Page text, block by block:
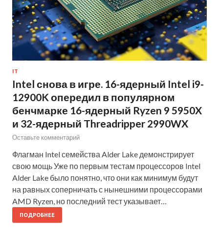
IT
Intel снова в игре. 16-ядерный Intel i9-
12900K опередил в популярном
бенчмарке 16-ядерный Ryzen 9 5950X
и 32-ядерный Threadripper 2990WX
Оставьте комментарий
Флагман Intel семейства Alder Lake демонстрирует
свою мощь Уже по первым тестам процессоров Intel
Alder Lake было понятно, что они как минимум будут
на равных соперничать с нынешними процессорами
AMD Ryzen, но последний тест указывает…
ПОДРОБНЕЕ